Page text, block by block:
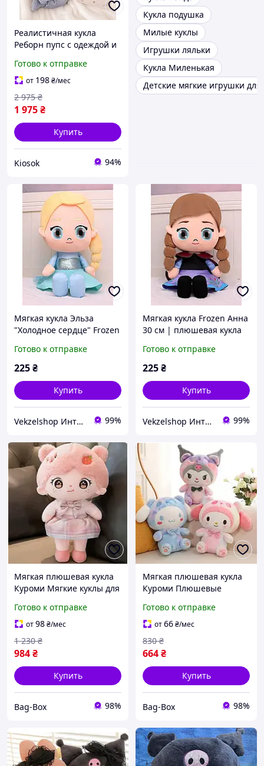
Реалистичная кукла
Реборн пупс с одеждой и
телом, Коллекционные
куклы Reborn Baby как
настоящий ребенокSvinni
Готово к отправке
от 198₴/мес
1 975₴
2 975 ₴
Купить
Kiosok 94%
Кукла подушка
Милые куклы
Игрушки ляльки
Кукла Миленькая
Детские мягкие игрушки для
Мягкая кукла Эльза
"Холодное сердце" Frozen
см
Готово к отправке
225₴
Купить
Vekzelshop Интернет-магазин 99%
Мягкая кукла Frozen Анна
30 см | плюшевая кукла
Готово к отправке
225₴
Купить
Vekzelshop Интернет-магазин 99%
Мягкая плюшевая кукла
Куроми Мягкие куклы для
мягкие игрушки Кукла
kawaii Лялька кукла
игрушка
Готово к отправке
от98₴/мес
984₴
1 230 ₴
Купить
Bag-Box 98%
Мягкая плюшевая кукла
Куроми Плюшевые
Маленькие мягкие
игрушки 40 см Лялька
кукла игрушка
Готово к отправке
от66₴/мес
664₴
830 ₴
Купить
Bag-Box 98%